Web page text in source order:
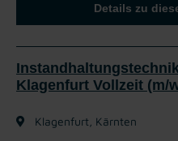
Details zu
Klagenfurt Vollzeit (m/
Klagenfurt, Kärnten